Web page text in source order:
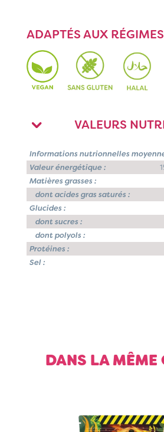
ADAPTÉS AUX RÉGIMES
VALEURS
Informations nutrionnelles
Valeur énergétique :
Matières grasses :
dont acides gras saturés :
Glucides :
dont sucres :
dont polyols :
Protéines :
Sel :
DANS LA MÊME